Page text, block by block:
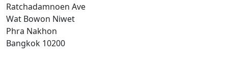
Ratchadamnoen Ave
Wat Bowon Niwet
Phra Nakhon
Bangkok 10200